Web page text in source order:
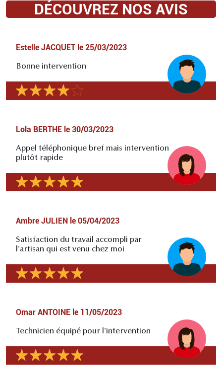
DÉCOUVREZ NOS AVIS
Estelle JACQUET le 25/03/2023
Bonne intervention
Lola BERTHE le 30/03/2023
Appel téléphonique bref mais intervention
plutôt rapide
Ambre JULIEN le 05/04/2023
Satisfaction du travail accompli par
l'artisan qui est venu chez moi
Omar ANTOINE le 11/05/2023
Technicien équipé pour l'intervention